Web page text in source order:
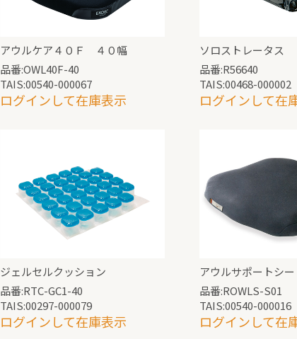
アウルケア４０Ｆ ４０幅
品番:OWL40F-40
TAIS:00540-000067
ログインして在庫表示
ソロストレータス
品番:R56640
TAIS:00468-000002
ログインして在
ジェルセルクッション
品番:RTC-GC1-40
TAIS:00297-000079
ログインして在庫表示
アウルサポートシ
品番:ROWLS-S01
TAIS:00540-000016
ログインして在